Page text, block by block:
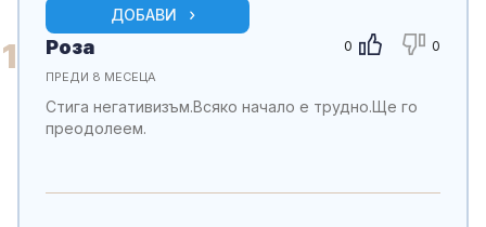
ДОБАВИ
1 0 0
Роза
ПРЕДИ 8 МЕСЕЦА
Стига негативизъм.Всяко начало е трудно.Ще го
преодолеем.